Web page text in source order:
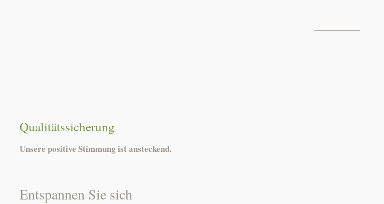
Qualitätssicherung
Unsere positive Stimmung ist ansteckend.
Entspannen Sie sich